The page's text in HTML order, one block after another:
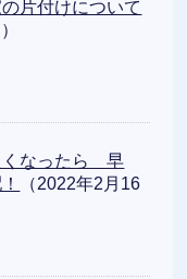
片付けについて
くなったら 早
（2022年2月16